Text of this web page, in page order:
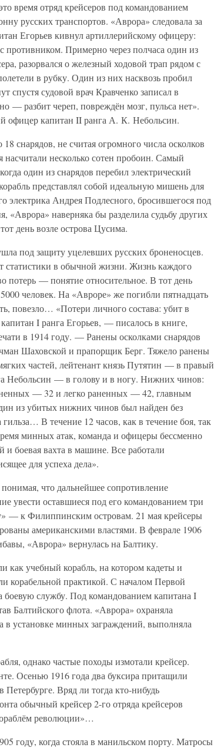
время отряд крейсеров под командованием
русских транспортов. «Аврора» следовала за
Егорьев кивнул артиллерийскому офицеру:
Примерно через полчаса один из
разорвался о железный ходовой трап рядом с
в рубку. Один из них насквозь пробил
спустя судовой врач Кравченко записал в
— разбит череп, повреждён мозг, пульса нет».
офицер капитан II ранга А. К. Небольсин.
снарядов, не считая огромного числа осколков
насчитали несколько сотен пробоин. Самый
один из снарядов перебил электрический
представлял собой идеальную мишень для
электрика Андрея Подлесного, бросившегося под
«Аврора» наверняка бы разделила судьбу других
день возле острова Цусима.
под защиту уцелевших русских броненосцев.
статистики в обычной жизни. Жизнь каждого
потерь — понятие относительное. В тот день
человек. На «Авроре» же погибли пятнадцать
повезло… «Потери личного состава: убит в
I ранга Егорьев, — писалось в книге,
в 1914 году. — Ранены осколками снарядов
Шаховской и прапорщик Берг. Тяжело ранены
частей, лейтенант князь Путятин — в правый
Небольсин — в голову и в ногу. Нижних чинов:
— 32 и легко раненных — 42, главным
из убитых нижних чинов был найден без
В течение 12 часов, как в течение боя, так
минных атак, команда и офицеры бессменно
и боевая вахта в машине. Все работали
для успеха дела».
что дальнейшее сопротивление
увести оставшиеся под его командованием три
— к Филиппинским островам. 21 мая крейсеры
американскими властями. В феврале 1906
«Аврора» вернулась на Балтику.
как учебный корабль, на котором кадеты и
корабельной практикой. С началом Первой
службу. Под командованием капитана I
Балтийского флота. «Аврора» охраняла
в установке минных заграждений, выполняла
однако частые походы измотали крейсер.
Осенью 1916 года два буксира притащили
Петербурге. Вряд ли тогда кто-нибудь
обычный крейсер 2-го отряда крейсеров
революции»…
году, когда стояла в манильском порту. Матросы